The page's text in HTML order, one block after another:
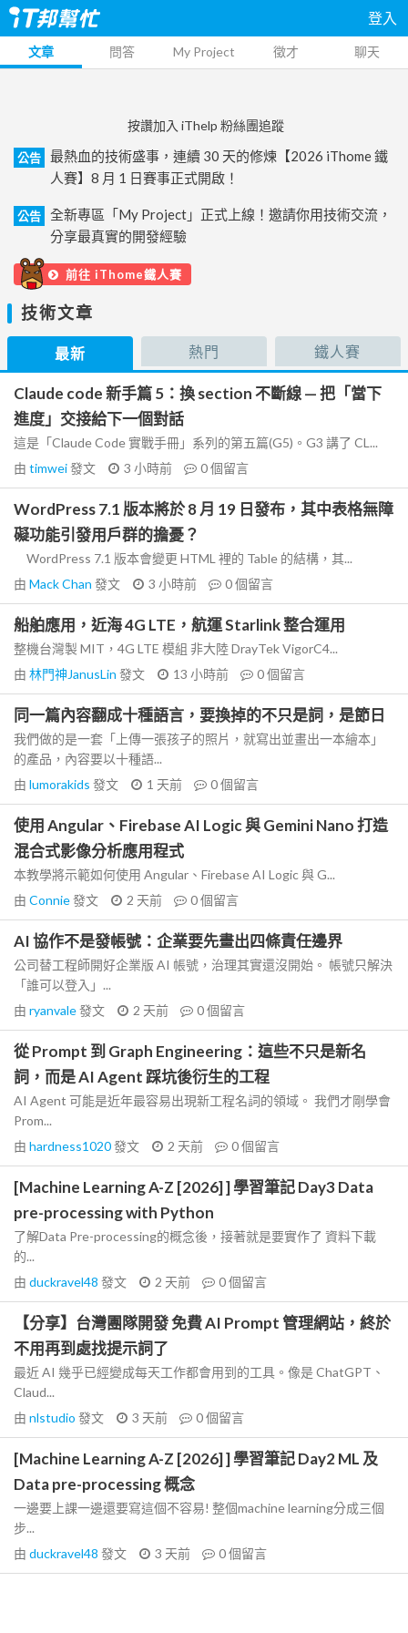
登入
文章 問答 My Project 徵才 聊天
按讚加入 iThelp 粉絲團追蹤
公告
最熱血的技術盛事，連續 30 天的修煉【2026 iThome 鐵
人賽】8 月 1 日賽事正式開啟！
公告
全新專區「My Project」正式上線！邀請你用技術交流，
分享最真實的開發經驗
前往 iThome鐵人賽
技術文章
最新 熱門 鐵人賽
Claude code 新手篇 5：換 section 不斷線 — 把「當下
進度」交接給下一個對話
這是「Claude Code 實戰手冊」系列的第五篇(G5)。G3 講了 CL...
由 timwei發文 3 小時前 0個留言
WordPress 7.1 版本將於 8 月 19 日發布，其中表格無障
礙功能引發用戶群的擔憂？
WordPress 7.1 版本會變更 HTML 裡的 Table 的結構，其...
由 Mack Chan 發文 3 小時前 0個留言
船舶應用，近海 4G LTE，航運 Starlink 整合運用
整機台灣製 MIT，4G LTE 模組 非大陸 DrayTek VigorC4...
由 林門神JanusLin 發文 13 小時前 0個留言
同一篇內容翻成十種語言，要換掉的不只是詞，是節日
我們做的是一套「上傳一張孩子的照片，就寫出並畫出一本繪本」
的產品，內容要以十種語...
由 lumorakids 發文 1 天前 0個留言
使用 Angular、Firebase AI Logic 與 Gemini Nano 打造
混合式影像分析應用程式
本教學將示範如何使用 Angular、Firebase AI Logic 與 G...
由 Connie發文 2 天前 0個留言
AI 協作不是發帳號：企業要先畫出四條責任邊界
公司替工程師開好企業版 AI 帳號，治理其實還沒開始。 帳號只解決
「誰可以登入」...
由 ryanvale發文 2 天前 0個留言
從 Prompt 到 Graph Engineering：這些不只是新名
詞，而是 AI Agent 踩坑後衍生的工程
AI Agent 可能是近年最容易出現新工程名詞的領域。 我們才剛學會
Prom...
由 hardness1020發文 2 天前 0個留言
[Machine Learning A-Z [2026] ] 學習筆記 Day3 Data
pre-processing with Python
了解Data Pre-processing的概念後，接著就是要實作了 資料下載
的...
由 duckravel48 發文 2 天前 0個留言
【分享】台灣團隊開發 免費 AI Prompt 管理網站，終於
不用再到處找提示詞了
最近 AI 幾乎已經變成每天工作都會用到的工具。像是 ChatGPT、
Claud...
由 nlstudio 發文 3 天前 0個留言
[Machine Learning A-Z [2026] ] 學習筆記 Day2 ML 及
Data pre-processing 概念
一邊要上課一邊還要寫這個不容易! 整個machine learning分成三個
步...
由 duckravel48 發文 3 天前 0個留言